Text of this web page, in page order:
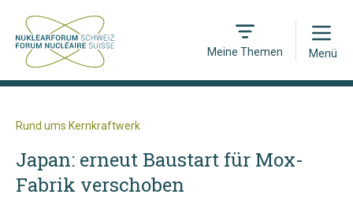
Meine Themen
Open
Menü
Rund ums Kernkraftwerk
Japan: erneut Baustart für Mox-
Fabrik verschoben